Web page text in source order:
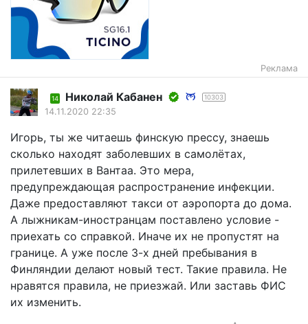
Реклама
14 Николай Кабанен 10303
14.11.2020 22:35
Игорь, ты же читаешь финскую прессу, знаешь
сколько находят заболевших в самолётах,
прилетевших в Вантаа. Это мера,
предупреждающая распространение инфекции.
Даже предоставляют такси от аэропорта до дома.
А лыжникам-иностранцам поставлено условие -
приехать со справкой. Иначе их не пропустят на
границе. А уже после 3-х дней пребывания в
Финляндии делают новый тест. Такие правила. Не
нравятся правила, не приезжай. Или заставь ФИС
их изменить.